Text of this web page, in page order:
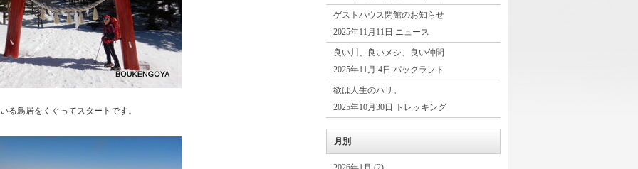
る鳥居をくぐってスタートです。
ゲストハウス閉館のお知らせ
2025年11月11日 ニュース
良い川、良いメシ、良い仲間
2025年11月 4日 パックラフト
欲は人生のハリ。
2025年10月30日 トレッキング
月別